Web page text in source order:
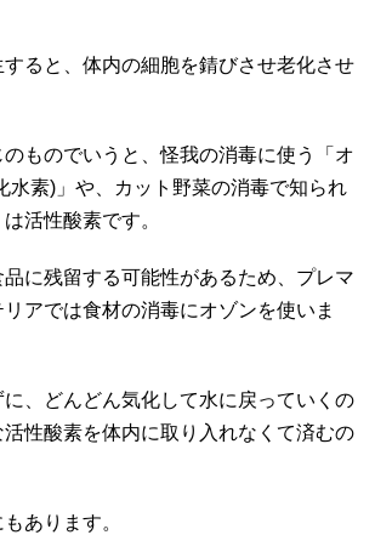
ると、体内の細胞を錆びさせ老化させ
ものでいうと、怪我の消毒に使う「オ
水素)」や、カット野菜の消毒で知られ
活性酸素です。
に残留する可能性があるため、プレマ
アでは食材の消毒にオゾンを使いま
、どんどん気化して水に戻っていくの
性酸素を体内に取り入れなくて済むの
あります。